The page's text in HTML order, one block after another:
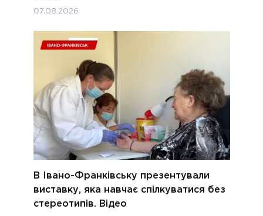
07.08.2026
В Івано-Франківську презентували
виставку, яка навчає спілкуватися без
стереотипів. Відео